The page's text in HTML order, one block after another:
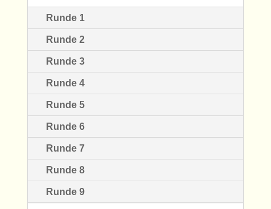
Runde 1
Runde 2
Runde 3
Runde 4
Runde 5
Runde 6
Runde 7
Runde 8
Runde 9